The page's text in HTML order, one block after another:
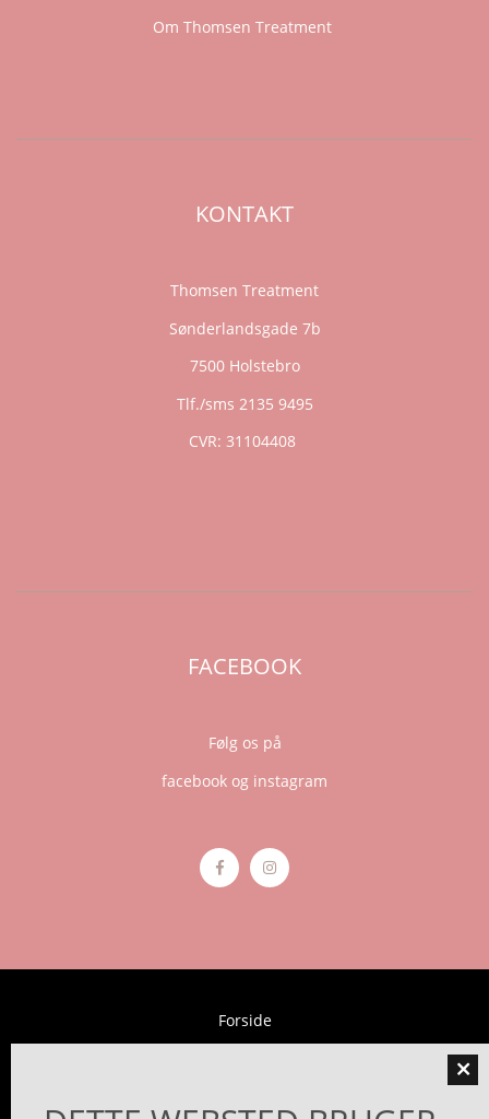

Om Thomsen Treatment
KONTAKT
Thomsen Treatment
Sønderlandsgade 7b
7500 Holstebro
Tlf./sms 2135 9495
CVR: 31104408
FACEBOOK
Følg os på
facebook og instagram
Forside